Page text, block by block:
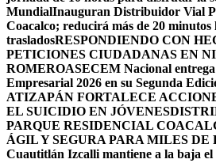
MundialInauguran Distribuidor Vial
Coacalco; reducirá más de 20 minutos
trasladosRESPONDIENDO CON
PETICIONES CIUDADANAS EN
ROMEROASECEM Nacional
Empresarial 2026 en su Segunda
ATIZAPÁN FORTALECE
EL SUICIDIO EN JÓVENES
PARQUE RESIDENCIAL
ÁGIL Y SEGURA PARA MILES
Cuautitlán Izcalli mantiene a la baja el